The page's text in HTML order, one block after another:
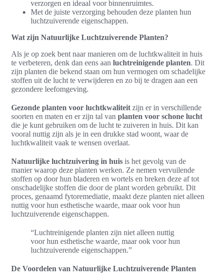
verzorgen en ideaal voor binnenruimtes.
Met de juiste verzorging behouden deze planten hun
luchtzuiverende eigenschappen.
Wat zijn Natuurlijke Luchtzuiverende Planten?
Als je op zoek bent naar manieren om de luchtkwaliteit in huis
te verbeteren, denk dan eens aan luchtreinigende planten. Dit
zijn planten die bekend staan om hun vermogen om schadelijke
stoffen uit de lucht te verwijderen en zo bij te dragen aan een
gezondere leefomgeving.
Gezonde planten voor luchtkwaliteit zijn er in verschillende
soorten en maten en er zijn tal van planten voor schone lucht
die je kunt gebruiken om de lucht te zuiveren in huis. Dit kan
vooral nuttig zijn als je in een drukke stad woont, waar de
luchtkwaliteit vaak te wensen overlaat.
Natuurlijke luchtzuivering in huis is het gevolg van de
manier waarop deze planten werken. Ze nemen vervuilende
stoffen op door hun bladeren en wortels en breken deze af tot
onschadelijke stoffen die door de plant worden gebruikt. Dit
proces, genaamd fytoremediatie, maakt deze planten niet alleen
nuttig voor hun esthetische waarde, maar ook voor hun
luchtzuiverende eigenschappen.
“Luchtreinigende planten zijn niet alleen nuttig
voor hun esthetische waarde, maar ook voor hun
luchtzuiverende eigenschappen.”
De Voordelen van Natuurlijke Luchtzuiverende Planten